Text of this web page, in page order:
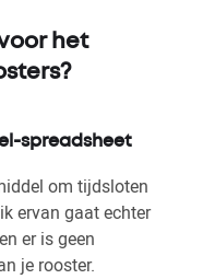
het
spreadsheet
om tijdsloten
ervan gaat echter
er is geen
je rooster.